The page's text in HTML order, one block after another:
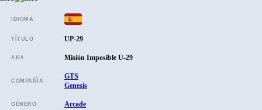
IDIOMA
TÍTULO UP-29
AKA Misión Imposible U-29
COMPAÑÍA
GTS
Genesis
GÉNERO Arcade